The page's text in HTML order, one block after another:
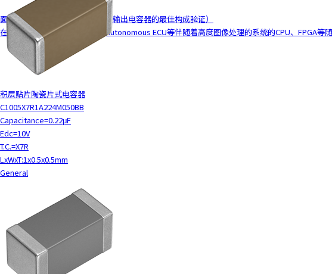
面向电源电路的MLCC解决方案（输出电容器的最佳构成验证）
在车载领域，车载ADAS ECU、Autonomous ECU等伴随着高度图像处理的系统的CPU、FPGA
积层贴片陶瓷片式电容器
C1005X7R1A224M050BB
Capacitance=0.22μF
Edc=10V
T.C.=X7R
LxWxT:1x0.5x0.5mm
General